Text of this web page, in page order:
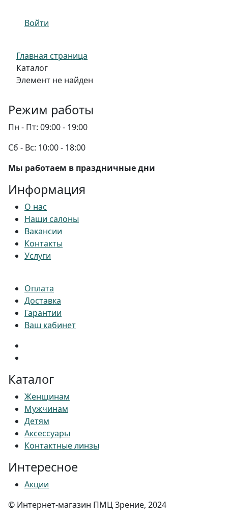
Войти
Главная страница
Каталог
Элемент не найден
Режим работы
Пн - Пт: 09:00 - 19:00
Сб - Вс: 10:00 - 18:00
Мы работаем в праздничные дни
Информация
О нас
Наши салоны
Вакансии
Контакты
Услуги
Оплата
Доставка
Гарантии
Ваш кабинет
Каталог
Женщинам
Мужчинам
Детям
Аксессуары
Контактные линзы
Интересное
Акции
© Интернет-магазин ПМЦ Зрение, 2024